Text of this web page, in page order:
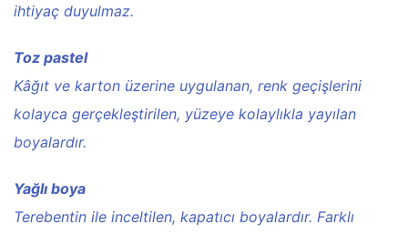
ihtiyaç duyulmaz.
Toz pastel
Kâğıt ve karton üzerine uygulanan, renk geçişlerini
kolayca gerçekleştirilen, yüzeye kolaylıkla yayılan
boyalardır.
Yağlı boya
Terebentin ile inceltilen, kapatıcı boyalardır. Farklı